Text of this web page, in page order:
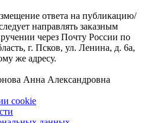
ответа на публикацию/
направлять заказным
через Почту России по
г. Псков, ул. Ленина, д. 6а,
же адресу.
Анна Александровна
cookie